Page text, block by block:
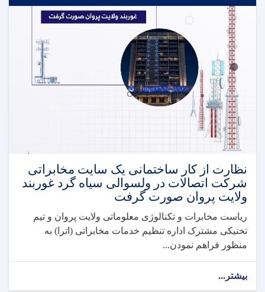
نظارت از کار ساختمانی یک سایت مخابراتی
شرکت اتصالات در ولسوالی سیاه گرد غوربند
ولایت پروان صورت گرفت
ریاست مخابرات و تکنالوژی معلوماتی ولایت پروان و تیم
تخنیکی مشترک اداره تنظیم خدمات مخابراتی (اترا) به
منظور فراهم نمودن...
بیشتر...